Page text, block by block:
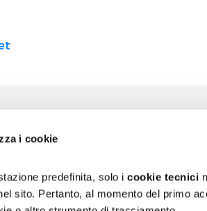
i cookie
predefinita, solo icookie tecnici
sito. Pertanto, al momento del primo
Bilancio di
Segnalazioni